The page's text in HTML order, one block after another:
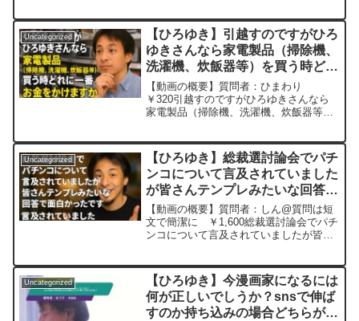
タルケアをしながら2週間前から空っぽの
状態から勉強を...
Uncategorized
【ひろゆき】引越すのですがひろ
ゆきさんなら家電製品（掃除機、
洗濯機、炊飯器等）を買う時どれ
に一番お金をかけますかー ひろ
ゆき切り抜き 20250831
【動画の概要】質問者：ひまわり
￥320引越すのですがひろゆきさんなら
家電製品（掃除機、洗濯機、炊飯器等）
Brune D00 ひろゆきさんの動画
で、寄せられ...
Uncategorized
【ひろゆき】総裁選討論会でパチ
ンコについて言及されていました
が皆さんテンプレみたいな回答で
面白かったですー ひろゆき切り
抜き 20251008
【動画の概要】質問者：しん@質問は短
文で簡潔に ￥1,600総裁選討論会でパチ
ンコについて言及されていましたが皆さ
わる人材やお金がほかの産業に向くよう
にしたほうが日本は...
Uncategorized
【ひろゆき】今漫画家になるには
何が正しいでしうか？snsで伸ば
すのか持ち込みの場合どちらが良